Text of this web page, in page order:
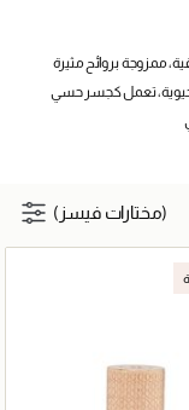
ممزوجة بروائح مثيرة
تعمل كجسر حسي
(مختارات فيسز)